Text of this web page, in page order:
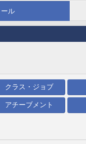
ル
クラス・ジョブ
アチーブメント